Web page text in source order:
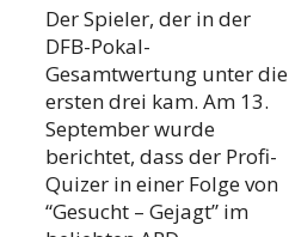
Der Spieler, der in der
DFB-Pokal-
Gesamtwertung unter die
ersten drei kam. Am 13.
September wurde
berichtet, dass der Profi-
Quizer in einer Folge von
“Gesucht – Gejagt” im